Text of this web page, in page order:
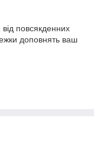
повсякденних
доповнять ваш